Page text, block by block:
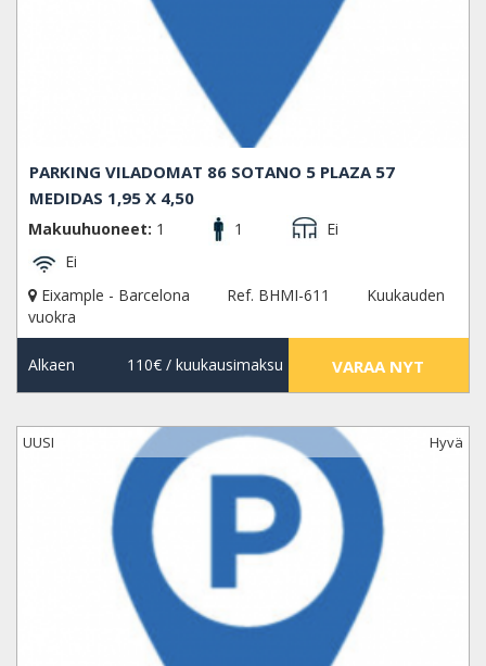
PARKING VILADOMAT 86 SOTANO 5 PLAZA 57
MEDIDAS 1,95 X 4,50
Makuuhuoneet: 1 1
Ei
Ei
Eixample - Barcelona
Ref. BHMI-611
Kuukauden
vuokra
Alkaen 110€/ kuukausimaksu VARAA NYT
UUSI Hyvä